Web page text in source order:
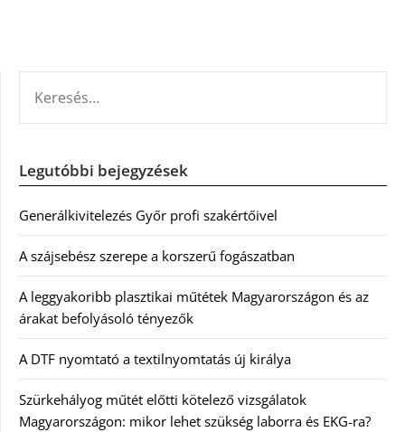
Legutóbbi bejegyzések
Generálkivitelezés Győr profi szakértőivel
A szájsebész szerepe a korszerű fogászatban
A leggyakoribb plasztikai műtétek Magyarországon és az
árakat befolyásoló tényezők
A DTF nyomtató a textilnyomtatás új királya
Szürkehályog műtét előtti kötelező vizsgálatok
Magyarországon: mikor lehet szükség laborra és EKG-ra?